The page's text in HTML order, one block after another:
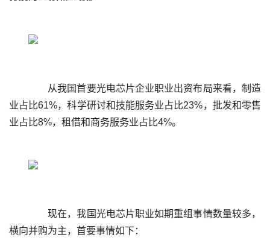
业占比61%，科学研讨和技能服务业占比23%，批发和零售